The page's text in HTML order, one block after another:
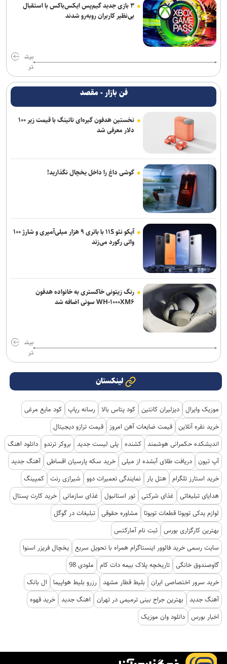
۳ بازی جدید گیم‌پس ایکس‌باکس با استقبال
بی‌نظیر کاربران روبه‌رو شدند
بیش
تر
فن بازار - مقصد
نخستین هدفون گیره‌ای ناتینگ با قیمت زیر ۱۰۰
دلار معرفی شد
گوشی داغ را داخل یخچال نگذارید!
آیکو نئو ۱۱S با باتری ۹ هزار میلی‌آمپری و شارژ ۱۰۰
واتی رکورد می‌زند
رنگ زیتونی خاکستری به خانواده هدفون
WH-۱۰۰۰XM۶ سونی اضافه شد
بیش
تر
لینکستان
موزیک وایرال دیزلیران کانتین کود پتاس بالا رسانه رپاپ کود مایع مرغی
خرید نقره آنلاین قیمت ضایعات آهن امروز
قیمت ترازو دیجیتال
اندیشکده حکمرانی هوشمند کشنده پلی لیست جدید بروکر ترندو دانلود اهنگ
آپ تیون دریافت طلای آبشده از میلی خرید سکه پارسیان اقساطی آهنگ جدید
خرید استارز تلگرام هتل یار نمایندگی تعمیرات دوو شیرازی رنت کمپینگ
هدایای تبلیغاتی
غذای شرکتی تور استانبول غذای سازمانی خرید کارت پستال
لوازم یدکی تویوتا قطعات تویوتا
مشاوره حقوقی تبلیغات در گوگل
بهترین کارگزاری بورس ثبت نام آمارکتس
سایت رسمی خرید فالوور اینستاگرام همراه با تحویل سریع یخچال فریزر اسنوا
گاوصندوق خانگی تاریخچه پلاک بیمه دات کام
ملودی 98
خرید سرور اختصاصی ایران
بلیط قطار مشهد رزرو بلیط هواپیما
ال بانک
آهنگ جدید
بهترین جراح بینی ترمیمی در تهران اهنگ جدید خرید قهوه
اخبار بورس دانلود وان موزیک